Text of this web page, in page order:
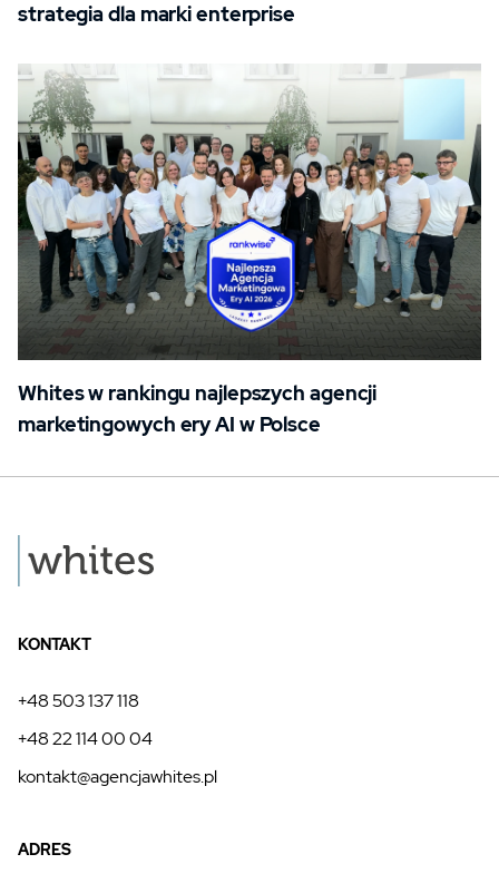
strategia dla marki enterprise
Whites w rankingu najlepszych agencji
marketingowych ery AI w Polsce
KONTAKT
+48 503 137 118
+48 22 114 00 04
kontakt@agencjawhites.pl
ADRES